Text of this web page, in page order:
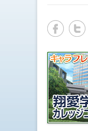
て
で
共
有
(
新
し
い
ウ
ィ
ン
ド
ウ
で